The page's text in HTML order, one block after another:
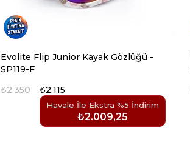
Evolite Flip Junior Kayak Gözlüğü -
SP119-F
₺2.115
Havale İle Ekstra %5 İndirim
₺2.009,25
₺2.350